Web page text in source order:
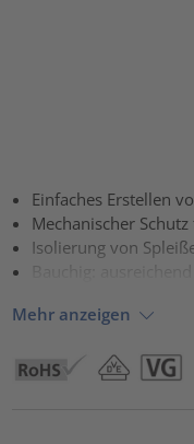
Einfaches Erstellen
Mechanischer
Isolierung von
Bauchig:
Mehr anzeigen